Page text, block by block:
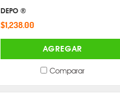
DEPO ®
$1,238.00
AGREGAR
Comparar